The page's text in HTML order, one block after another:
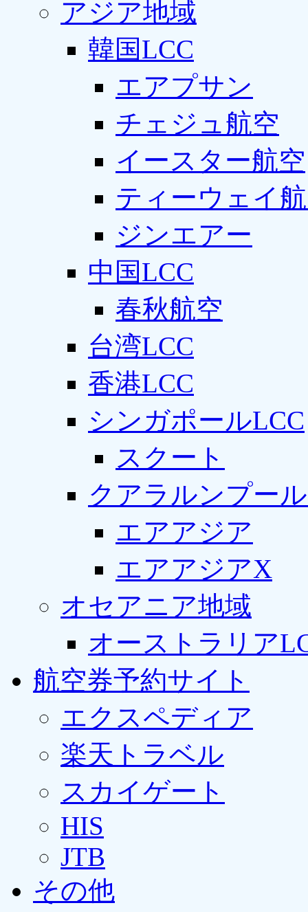
アジア地域
韓国LCC
エアプサン
チェジュ航空
イースター航空
ティーウェイ
ジンエアー
中国LCC
春秋航空
台湾LCC
香港LCC
シンガポールLCC
スクート
クアラルンプー
エアアジア
エアアジアX
オセアニア地域
オーストラリア
航空券予約サイト
エクスペディア
楽天トラベル
スカイゲート
HIS
JTB
その他